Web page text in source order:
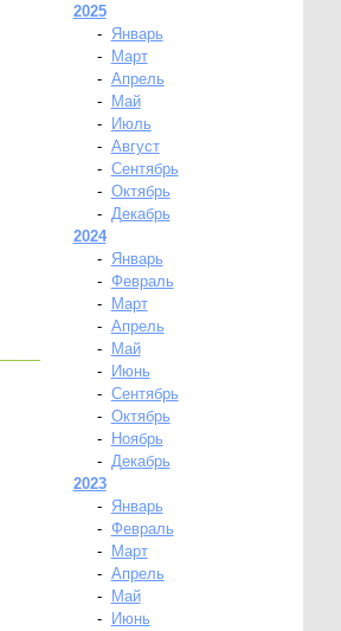
2025
-
Январь
-
Март
- Апрель
-
Май
-
Июль
- Август
- Сентябрь
- Октябрь
- Декабрь
2024
-
Январь
- Февраль
-
Март
- Апрель
-
Май
-
Июнь
- Сентябрь
- Октябрь
-
Ноябрь
- Декабрь
2023
-
Январь
- Февраль
-
Март
- Апрель
-
Май
-
Июнь